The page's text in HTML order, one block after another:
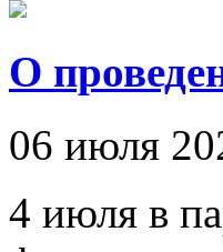
О
06 июля
4 июля в